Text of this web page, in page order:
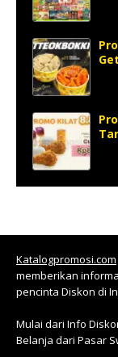
Katalogpromosi.com
memberikan
pencinta Diskon di
Mulai dari Info
Belanja dari Pasar